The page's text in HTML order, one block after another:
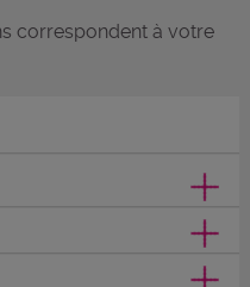
correspondent à votre